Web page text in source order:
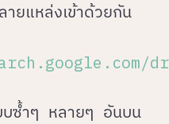
ายแหล่งเข้าด้วยกัน
บซ้ำๆ หลายๆ อันบน